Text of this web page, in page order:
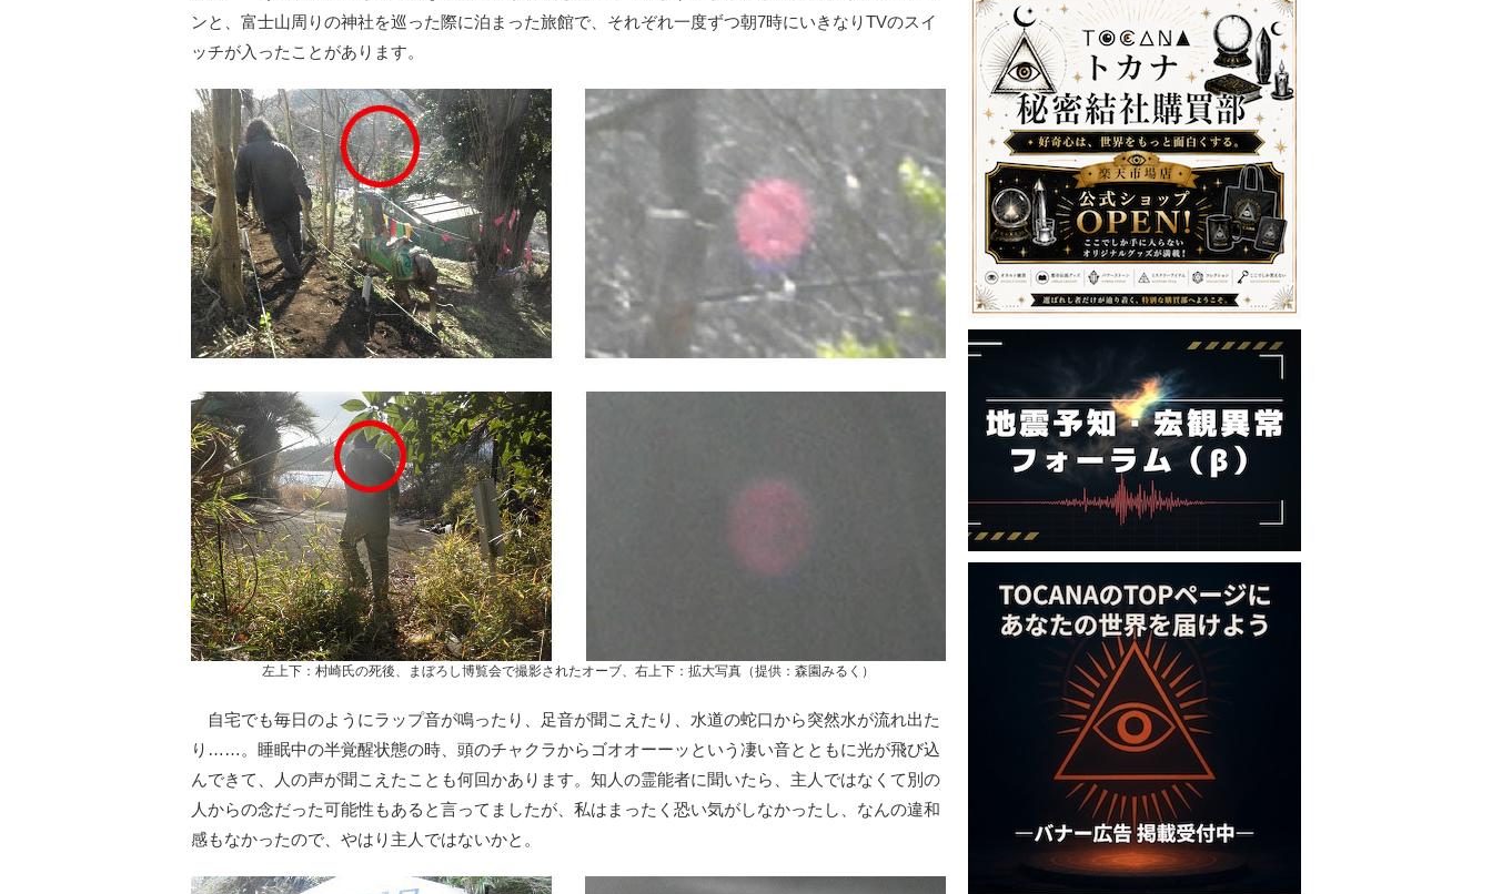
ンと、富士山周りの神社を巡った際に泊まった旅館で、それぞれ一度ずつ朝7時にいきなりTVのスイ
ッチが入ったことがあります。
左上下：村崎氏の死後、まぼろし博覧会で撮影されたオーブ、右上下：拡大写真（提供：森園みるく）
自宅でも毎日のようにラップ音が鳴ったり、足音が聞こえたり、水道の蛇口から突然水が流れ出た
り……。睡眠中の半覚醒状態の時、頭のチャクラからゴオオーーッという凄い音とともに光が飛び込
んできて、人の声が聞こえたことも何回かあります。知人の霊能者に聞いたら、主人ではなくて別の
人からの念だった可能性もあると言ってましたが、私はまったく恐い気がしなかったし、なんの違和
感もなかったので、やはり主人ではないかと。